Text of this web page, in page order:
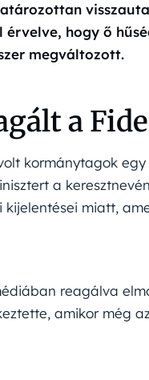
hogy ő
megváltozott.
a
kormánytagok
a
miatt,
reagálva
amikor még